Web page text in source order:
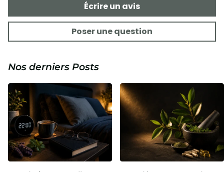
Écrire un avis
Poser une question
Nos derniers Posts